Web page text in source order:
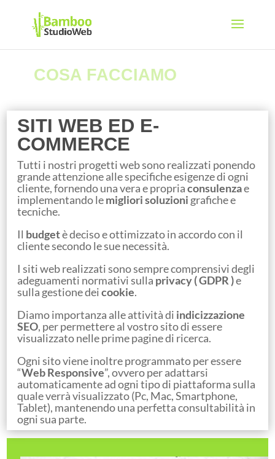
COSA FACCIAMO
SITI WEB ED E-
COMMERCE
Tutti i nostri progetti web sono realizzati ponendo
grande attenzione alle specifiche esigenze di ogni
cliente, fornendo una vera e propriaconsulenzae
implementando lemigliori soluzioni grafiche e
tecniche.
Il budgetè deciso e ottimizzato in accordo con il
cliente secondo le sue necessità.
I siti web realizzati sono sempre comprensivi degli
adeguamenti normativi sulla privacy ( GDPR )e
sulla gestione deicookie.
Diamo importanza alle attività di indicizzazione
SEO, per permettere al vostro sito di essere
visualizzato nelle prime pagine di ricerca.
Ogni sito viene inoltre programmato per essere
“Web Responsive”, ovvero per adattarsi
automaticamente ad ogni tipo di piattaforma sulla
quale verrà visualizzato (Pc, Mac, Smartphone,
Tablet), mantenendo una perfetta consultabilità in
ogni sua parte.